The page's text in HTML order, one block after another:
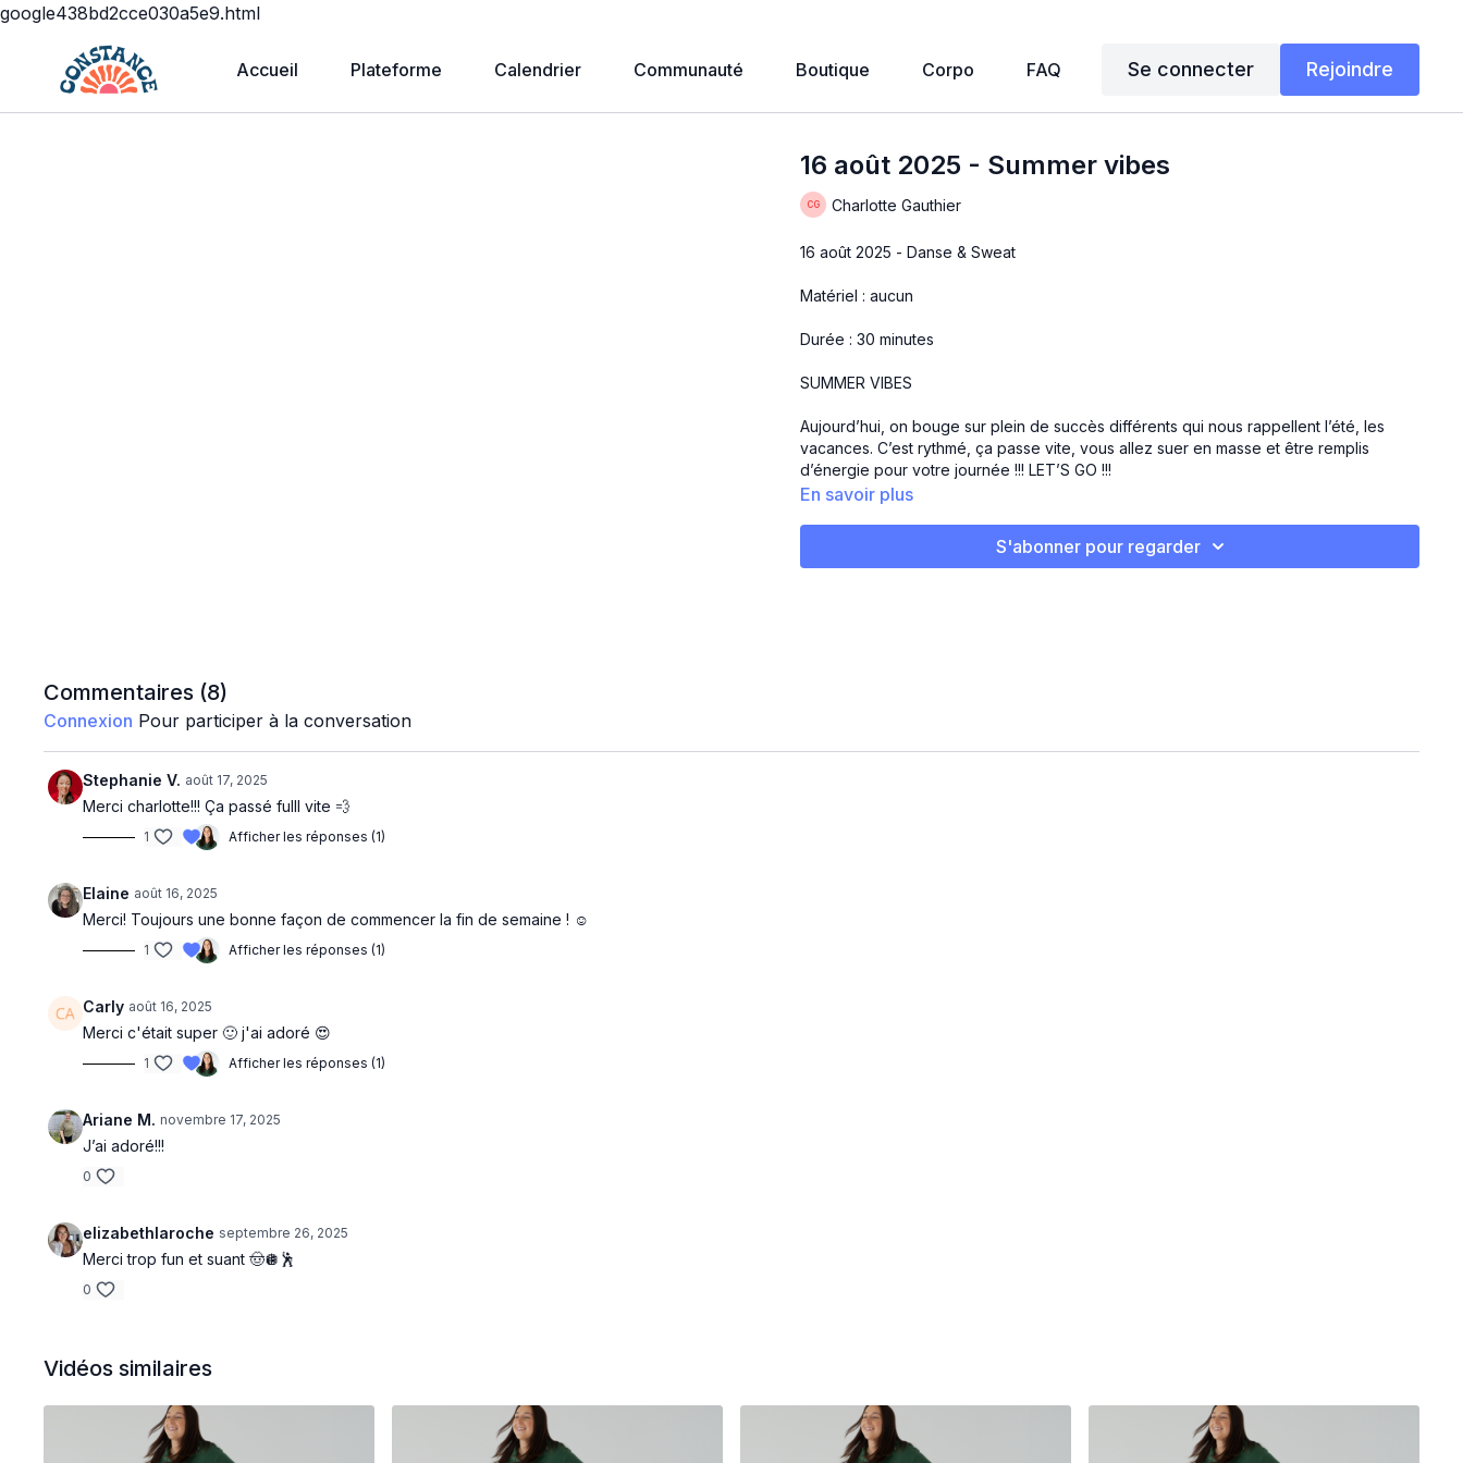
google438bd2cce030a5e9.html
Accueil Plateforme Calendrier Communauté Boutique Corpo FAQ Se connecter Rejoindre
16 août 2025 - Summer vibes
Charlotte Gauthier
16 août 2025 - Danse & Sweat
Matériel : aucun
Durée : 30 minutes
SUMMER VIBES
Aujourd’hui, on bouge sur plein de succès différents qui nous rappellent l’été, les
vacances. C’est rythmé, ça passe vite, vous allez suer en masse et être remplis
d’énergie pour votre journée !!! LET’S GO !!!
En savoir plus
S'abonner pour regarder
Commentaires (8)
Connexion Pour participer à la conversation
Stephanie V. août 17, 2025
Merci charlotte!!! Ça passé fulll vite 💨
1 Afficher les réponses (1)
Elaine août 16, 2025
Merci! Toujours une bonne façon de commencer la fin de semaine ! ☺️
1 Afficher les réponses (1)
Carly août 16, 2025
Merci c'était super 🙂 j'ai adoré 😍
1 Afficher les réponses (1)
Ariane M. novembre 17, 2025
J’ai adoré!!!
0
elizabethlaroche septembre 26, 2025
Merci trop fun et suant 🤠🪩🕺
0
Vidéos similaires